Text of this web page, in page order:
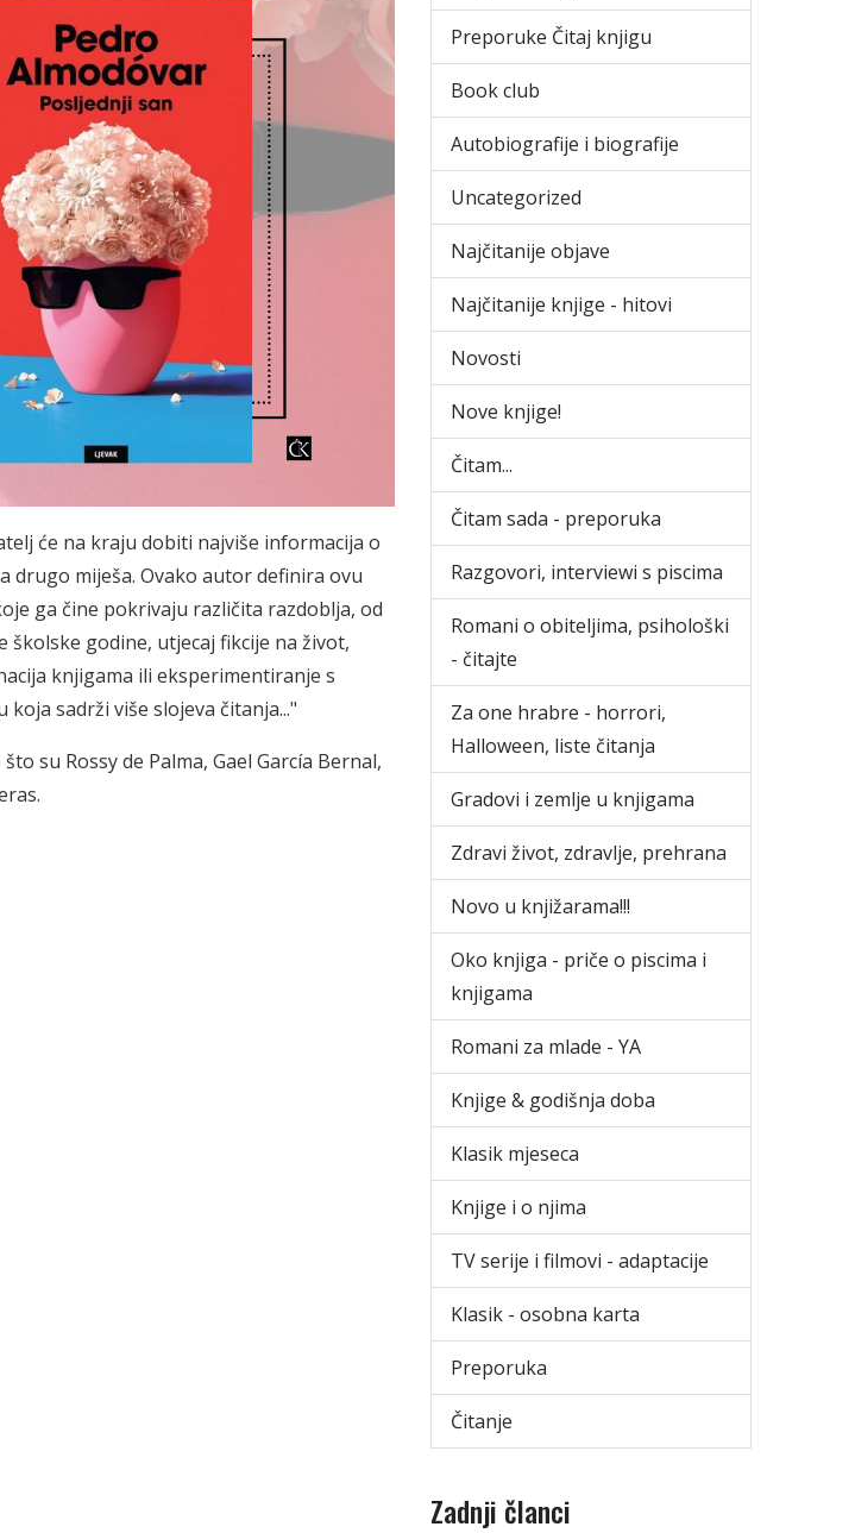
će na kraju dobiti najviše informacija o
drugo miješa. Ovako autor definira ovu
ga čine pokrivaju različita razdoblja, od
školske godine, utjecaj fikcije na život,
knjigama ili eksperimentiranje s
sadrži više slojeva čitanja..."
su Rossy de Palma, Gael García Bernal,
Preporuke Čitaj knjigu
Book club
Autobiografije i biografije
Uncategorized
Najčitanije objave
Najčitanije knjige - hitovi
Novosti
Nove knjige!
Čitam...
Čitam sada - preporuka
Razgovori, interviewi s piscima
Romani o obiteljima, psihološki
- čitajte
Za one hrabre - horrori,
Halloween, liste čitanja
Gradovi i zemlje u knjigama
Zdravi život, zdravlje, prehrana
Novo u knjižarama!!!
Oko knjiga - priče o piscima i
knjigama
Romani za mlade - YA
Knjige & godišnja doba
Klasik mjeseca
Knjige i o njima
TV serije i filmovi - adaptacije
Klasik - osobna karta
Preporuka
Čitanje
Zadnji članci